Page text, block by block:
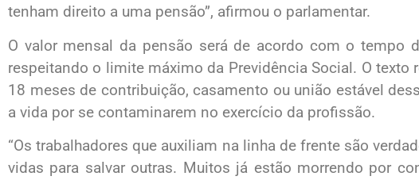
tenham direito a uma pensão”, afirmou o parlamentar.
O valor mensal da pensão será de acordo com o tempo
respeitando o limite máximo da Previdência Social. O
18 meses de contribuição, casamento ou união estável
a vida por se contaminarem no exercício da profissão.
“Os trabalhadores que auxiliam na linha de frente são
vidas para salvar outras. Muitos já estão morrendo por